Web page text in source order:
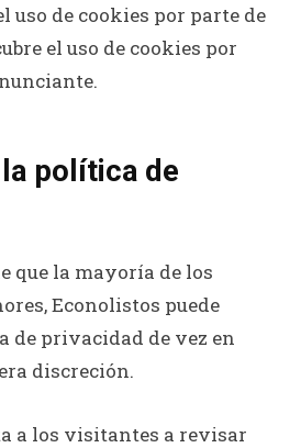
uso de cookies por parte de
el uso de cookies por
política de
que la mayoría de los
Econolistos puede
de privacidad de vez en
discreción.
a los visitantes a revisar